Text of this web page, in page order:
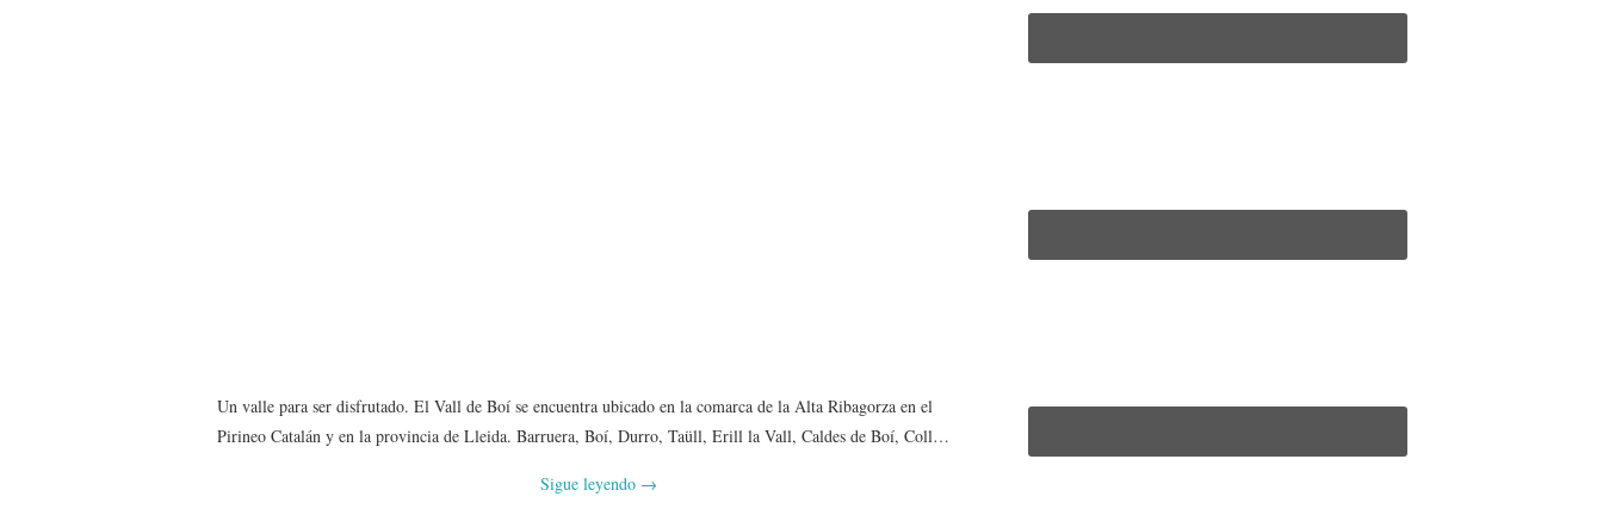
Un valle para ser disfrutado. El Vall de Boí se encuentra ubicado en la comarca de la Alta Ribagorza en el
Pirineo Catalán y en la provincia de Lleida. Barruera, Boí, Durro, Taüll, Erill la Vall, Caldes de Boí, Coll…
Sigue leyendo →